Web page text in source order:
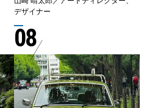
デザイナー
08